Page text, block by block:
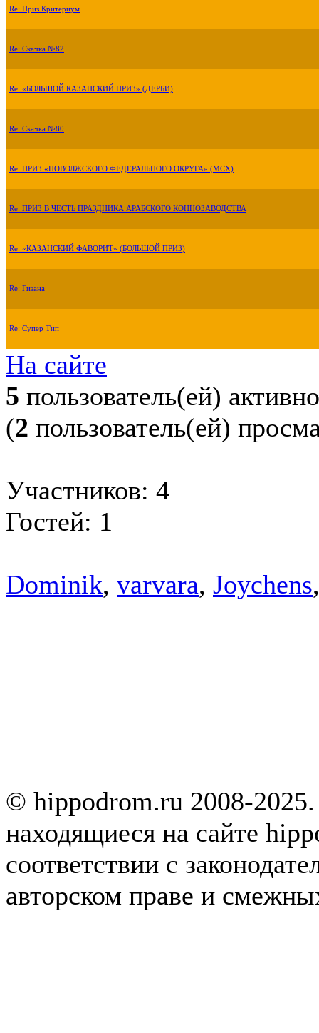
Re: Приз Критериум
Re: Скачка №82
Re: «БОЛЬШОЙ КАЗАНСКИЙ ПРИЗ» (ДЕРБИ)
Re: Скачка №80
Re: ПРИЗ «ПОВОЛЖСКОГО ФЕДЕРАЛЬНОГО ОКРУГА» (МСХ)
Re: ПРИЗ В ЧЕСТЬ ПРАЗДНИКА АРАБСКОГО КОННОЗАВОДСТВА
Re: «КАЗАНСКИЙ ФАВОРИТ» (БОЛЬШОЙ ПРИЗ)
Re: Гизана
Re: Супер Тип
На сайте
5 пользователь(ей) активно
(2 пользователь(ей)
Участников: 4
Гостей: 1
Dominik, varvara, Joychens
© hippodrom.ru 2008-
находящиеся на сайте
соответствии с
авторском праве и